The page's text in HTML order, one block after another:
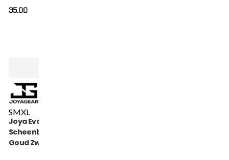
35.00
SMXL
Joya Evolution
Scheenbeschermers
Goud Zwart